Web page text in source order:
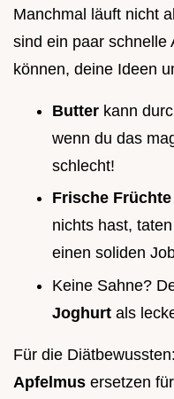
Manchmal läuft nicht
sind ein paar schnelle
können, deine Ideen
Butter kann
wenn du das
schlecht!
Frische Früchte
nichts hast,
einen soliden
Keine Sahne?
Joghurt als
Für die
Apfelmus ersetzen